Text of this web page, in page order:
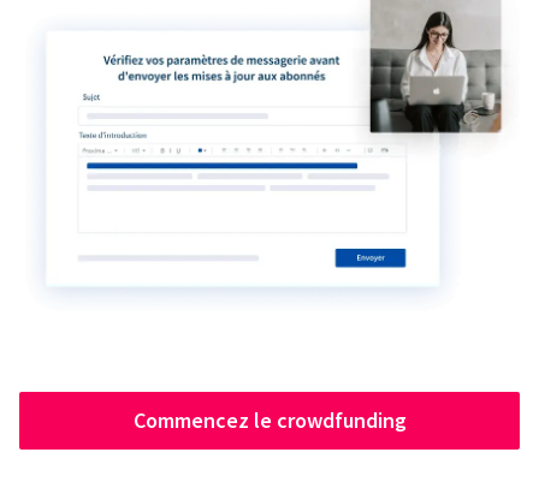
Commencez le crowdfunding